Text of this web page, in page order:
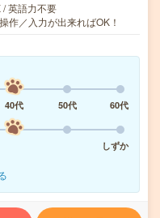
/ 英語力不要
／入力が出来ればOK！
40代 50代
60代
しずか